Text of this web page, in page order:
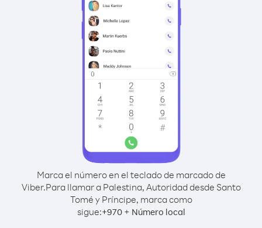
Marca el número en el teclado de marcado de
Viber.Para llamar a Palestina, Autoridad desde Santo
Tomé y Príncipe, marca como
sigue:+970+ Número local